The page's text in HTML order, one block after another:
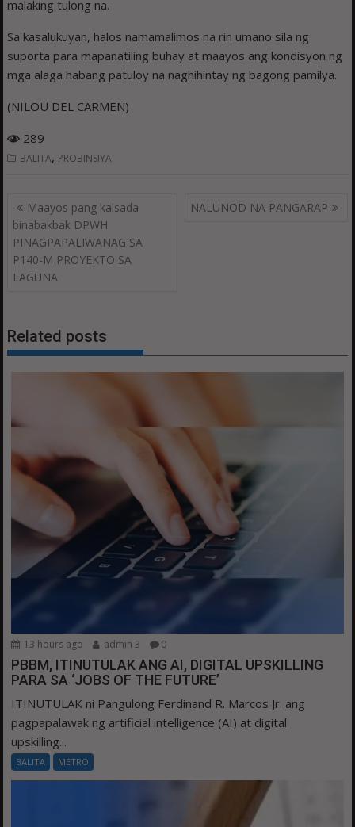
malaking tulong na.
Sa kasalukuyan, halos namamalimos na rin umano sila ng
suporta para mapanatiling buhay at maayos ang kondisyon ng
mga alaga habang patuloy na naghihintay ng bagong pamilya.
(NILOU DEL CARMEN)
289
BALITA, PROBINSIYA
Post
navigation
Maayos pang kalsada
binabakbak DPWH
PINAGPAPALIWANAG SA
P140-M PROYEKTO SA
LAGUNA
NALUNOD NA PANGARAP
Related posts
13 hours ago admin 3 0
PBBM, ITINUTULAK ANG AI, DIGITAL UPSKILLING
PARA SA ‘JOBS OF THE FUTURE’
ITINUTULAK ni Pangulong Ferdinand R. Marcos Jr. ang
pagpapalawak ng artificial intelligence (AI) at digital
upskilling...
BALITA METRO